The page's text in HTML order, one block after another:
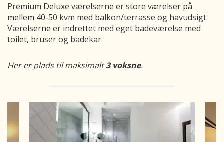
Premium Deluxe værelserne er store værelser på
mellem 40-50 kvm med balkon/terrasse og havudsigt.
Værelserne er indrettet med eget badeværelse med
toilet, bruser og badekar.
Her er plads til maksimalt3 voksne.